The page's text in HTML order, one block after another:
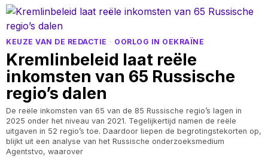
KEUZE VAN DE REDACTIE · OORLOG IN OEKRAÏNE
Kremlinbeleid laat reële
inkomsten van 65 Russische
regio’s dalen
De reële inkomsten van 65 van de 85 Russische regio’s lagen in
2025 onder het niveau van 2021. Tegelijkertijd namen de reële
uitgaven in 52 regio’s toe. Daardoor liepen de begrotingstekorten op,
blijkt uit een analyse van het Russische onderzoeksmedium
Agentstvo, waarover